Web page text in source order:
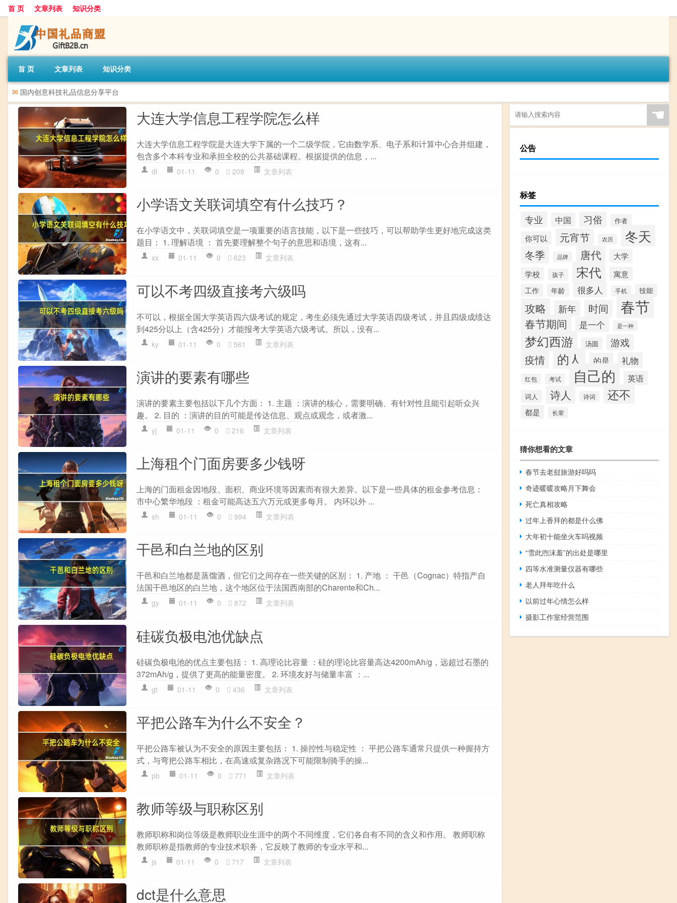
首 页 文章列表 知识分类
首 页 文章列表 知识分类
✉ 国内创意科技礼品信息分享平台
大连大学信息工程学院怎么样
大连大学信息工程学院是大连大学下属的一个二级学院，它由数学系、电子系和计算中心合并组建，
包含多个本科专业和承担全校的公共基础课程。根据提供的信息，...
dl 01-11 0 208 文章列表
小学语文关联词填空有什么技巧？
在小学语文中，关联词填空是一项重要的语言技能，以下是一些技巧，可以帮助学生更好地完成这类
题目： 1. 理解语境 ： 首先要理解整个句子的意思和语境，这有...
xx 01-11 0 623 文章列表
可以不考四级直接考六级吗
不可以，根据全国大学英语四六级考试的规定，考生必须先通过大学英语四级考试，并且四级成绩达
到425分以上（含425分）才能报考大学英语六级考试。所以，没有...
ky 01-11 0 561 文章列表
演讲的要素有哪些
演讲的要素主要包括以下几个方面： 1. 主题 ：演讲的核心，需要明确、有针对性且能引起听众兴
趣。 2. 目的 ：演讲的目的可能是传达信息、观点或观念，或者激...
yj 01-11 0 216 文章列表
上海租个门面房要多少钱呀
上海的门面租金因地段、面积、商业环境等因素而有很大差异。以下是一些具体的租金参考信息：
市中心繁华地段 ：租金可能高达五六万元或更多每月。 内环以外 ...
sh 01-11 0 994 文章列表
干邑和白兰地的区别
干邑和白兰地都是蒸馏酒，但它们之间存在一些关键的区别： 1. 产地 ： 干邑（Cognac）特指产自
法国干邑地区的白兰地，这个地区位于法国西南部的Charente和Ch...
gy 01-11 0 872 文章列表
硅碳负极电池优缺点
硅碳负极电池的优点主要包括： 1. 高理论比容量 ：硅的理论比容量高达4200mAh/g，远超过石墨的
372mAh/g，提供了更高的能量密度。 2. 环境友好与储量丰富 ：...
gt 01-11 0 436 文章列表
平把公路车为什么不安全？
平把公路车被认为不安全的原因主要包括： 1. 操控性与稳定性 ： 平把公路车通常只提供一种握持方
式，与弯把公路车相比，在高速或复杂路况下可能限制骑手的操...
pb 01-11 0 771 文章列表
教师等级与职称区别
教师职称和岗位等级是教师职业生涯中的两个不同维度，它们各自有不同的含义和作用。 教师职称
教师职称是指教师的专业技术职务，它反映了教师的专业水平和...
js 01-11 0 717 文章列表
dct是什么意思
☚
公告
标签
专业 中国 习俗 作者
你可以 元宵节 农历 冬天
冬季 品牌 唐代
大学
学校
孩子 宋代 寓意
工作 年龄 很多人 手机 技能
攻略 新年 时间 春节
春节期间 是一个 是一种
梦幻西游 汤圆 游戏
疫情 的人 的是 礼物
红包 考试 自己的 英语
词人 诗人 诗词 还不
都是 长辈
猜你想看的文章
春节去老挝旅游好吗吗
奇迹暖暖攻略月下舞会
死亡真相攻略
过年上香拜的都是什么佛
大年初十能坐火车吗视频
“雪此喣沫羞”的出处是哪里
四等水准测量仪器有哪些
老人拜年吃什么
以前过年心情怎么样
摄影工作室经营范围